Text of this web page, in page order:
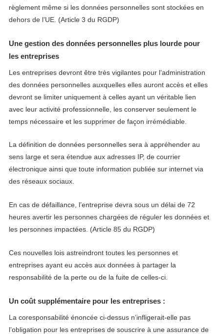
règlement même si les données personnelles sont stockées en
dehors de l’UE. (Article 3 du RGDP)
Une gestion des données personnelles plus lourde pour
les entreprises
Les entreprises devront être très vigilantes pour l’administration
des données personnelles auxquelles elles auront accès et elles
devront se limiter uniquement à celles ayant un véritable lien
avec leur activité professionnelle, les conserver seulement le
temps nécessaire et les supprimer de façon irrémédiable.
La définition de données personnelles sera à appréhender au
sens large et sera étendue aux adresses IP, de courrier
électronique ainsi que toute information publiée sur internet via
des réseaux sociaux.
En cas de défaillance, l’entreprise devra sous un délai de 72
heures avertir les personnes chargées de réguler les données et
les personnes impactées. (Article 85 du RGDP)
Ces nouvelles lois astreindront toutes les personnes et
entreprises ayant eu accès aux données à partager la
responsabilité de la perte ou de la fuite de celles-ci.
Un coût supplémentaire pour les entreprises :
La coresponsabilité énoncée ci-dessus n’infligerait-elle pas
l’obligation pour les entreprises de souscrire à une assurance de